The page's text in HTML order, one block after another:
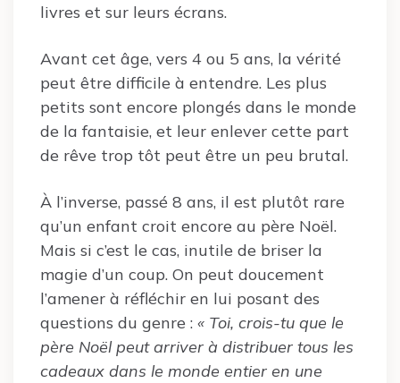
livres et sur leurs écrans.
Avant cet âge, vers 4 ou 5 ans, la vérité
peut être difficile à entendre. Les plus
petits sont encore plongés dans le monde
de la fantaisie, et leur enlever cette part
de rêve trop tôt peut être un peu brutal.
À l’inverse, passé 8 ans, il est plutôt rare
qu’un enfant croit encore au père Noël.
Mais si c’est le cas, inutile de briser la
magie d’un coup. On peut doucement
l’amener à réfléchir en lui posant des
questions du genre : « Toi, crois-tu que le
père Noël peut arriver à distribuer tous les
cadeaux dans le monde entier en une